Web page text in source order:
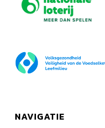
NAVIGATIE